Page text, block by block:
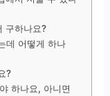
구하나요?
데 어떻게 하나
?
하나요, 아니면